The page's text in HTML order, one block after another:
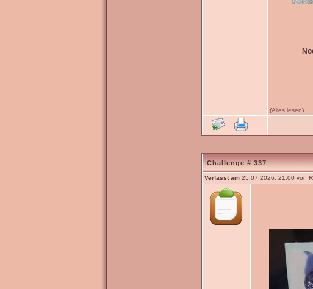
(Alles lesen)
Challenge # 337
Verfasst am25.07.2026, 21:00 von